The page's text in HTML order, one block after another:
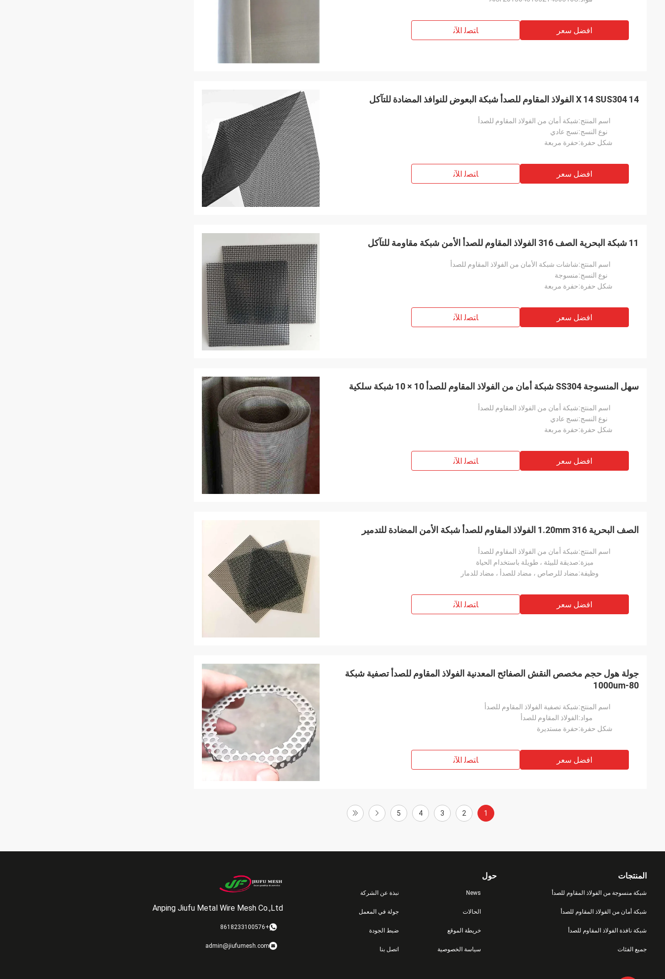
افضل سعر ﺎﺘﺼﻟ ﺍﻶﻧ
14 X 14 SUS304 الفولاذ المقاوم للصدأ شبكة البعوض للنوافذ المضادة للتآكل
اسم المنتج:شبكة أمان من الفولاذ المقاوم للصدأ
نوع النسج:نسج عادي
شكل حفرة:حفرة مربعة
افضل سعر ﺎﺘﺼﻟ ﺍﻶﻧ
11 شبكة البحرية الصف 316 الفولاذ المقاوم للصدأ الأمن شبكة مقاومة للتآكل
اسم المنتج:شاشات شبكة الأمان من الفولاذ المقاوم للصدأ
نوع النسج:منسوجة
شكل حفرة:حفرة مربعة
افضل سعر ﺎﺘﺼﻟ ﺍﻶﻧ
سهل المنسوجة SS304 شبكة أمان من الفولاذ المقاوم للصدأ 10 × 10 شبكة سلكية
اسم المنتج:شبكة أمان من الفولاذ المقاوم للصدأ
نوع النسج:نسج عادي
شكل حفرة:حفرة مربعة
افضل سعر ﺎﺘﺼﻟ ﺍﻶﻧ
الصف البحرية 1.20mm 316 الفولاذ المقاوم للصدأ شبكة الأمن المضادة للتدمير
اسم المنتج:شبكة أمان من الفولاذ المقاوم للصدأ
ميزة:صديقة للبيئة ، طويلة باستخدام الحياة
وظيفة:مضاد للرصاص ، مضاد للصدأ ، مضاد للدمار
افضل سعر ﺎﺘﺼﻟ ﺍﻶﻧ
جولة هول حجم مخصص النقش الصفائح المعدنية الفولاذ المقاوم للصدأ تصفية شبكة
80-1000um
اسم المنتج:شبكة تصفية الفولاذ المقاوم للصدأ
مواد:الفولاذ المقاوم للصدأ
شكل حفرة:حفرة مستديرة
افضل سعر ﺎﺘﺼﻟ ﺍﻶﻧ
1
2
3
4
5
Anping Jiufu Metal Wire Mesh Co.,Ltd
+8618233100576
admin@jiufumesh.com
حول
نبذة عن الشركة
جولة في المعمل
ضبط الجودة
اتصل بنا
News
الحالات
خريطة الموقع
سياسة الخصوصية
المنتجات
شبكة منسوجة من الفولاذ المقاوم للصدأ
شبكة أمان من الفولاذ المقاوم للصدأ
شبكة نافذة الفولاذ المقاوم للصدأ
جميع الفئات